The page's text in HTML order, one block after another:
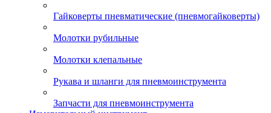
Гайковерты пневматические (пневмогайковерты)
Молотки рубильные
Молотки клепальные
Рукава и шланги для пневмоинструмента
Запчасти для пневмоинструмента